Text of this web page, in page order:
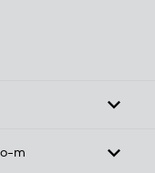
EKON
GBC
m